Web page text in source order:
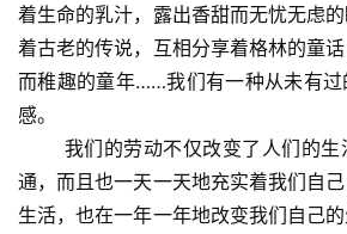
着生命的乳汁，露出香甜而无忧无虑
着古老的传说，互相分享着格林的童
而稚趣的童年……我们有一种从未有过
感。
我们的劳动不仅改变了人们的生
通，而且也一天一天地充实着我们自
生活，也在一年一年地改变我们自己